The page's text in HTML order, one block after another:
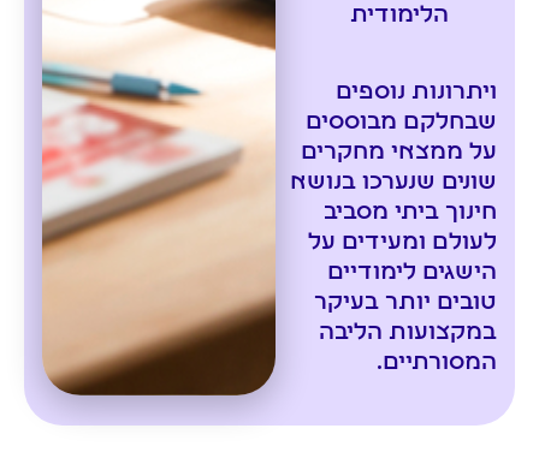
הלימודית
ויתרונות נוספים
שבחלקם מבוססים
על ממצאי מחקרים
שונים שנערכו בנושא
חינוך ביתי מסביב
לעולם ומעידים על
הישגים לימודיים
טובים יותר בעיקר
במקצועות הליבה
המסורתיים.